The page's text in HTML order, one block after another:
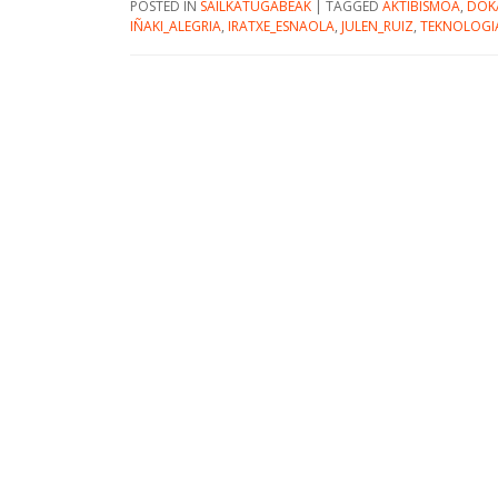
POSTED IN SAILKATUGABEAK | TAGGED AKTIBISMOA,
IÑAKI_ALEGRIA, IRATXE_ESNAOLA, JULEN_RUIZ,